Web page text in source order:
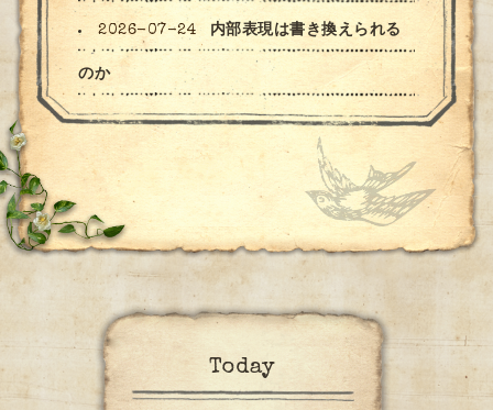
2026-07-24 内部表現は書き換えられる
のか
Today